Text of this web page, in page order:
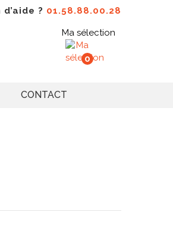
? 01.58.88.00.28
Ma sélection
0
CONTACT